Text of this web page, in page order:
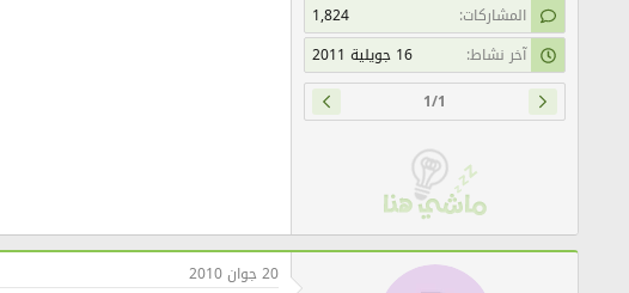
المشاركات
1,824
آخر نشاط
16 جويلية 2011
1/1
20 جوان 2010